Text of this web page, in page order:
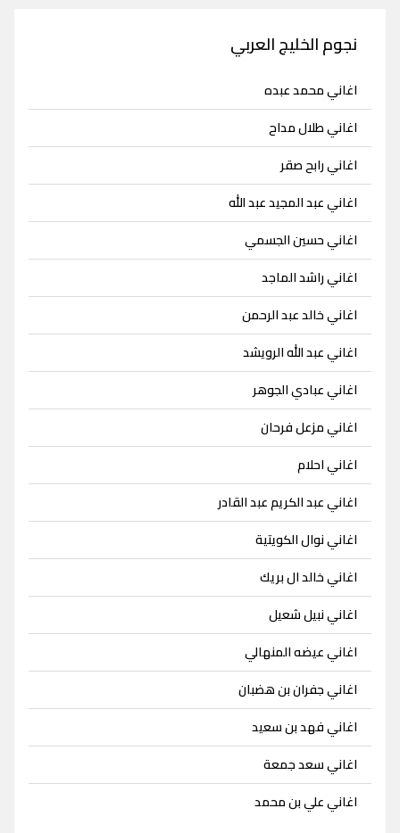
نجوم الخليج العربي
اغاني محمد عبده
اغاني طلال مداح
اغاني رابح صقر
اغاني عبد المجيد عبد الله
اغاني حسين الجسمي
اغاني راشد الماجد
اغاني خالد عبد الرحمن
اغاني عبد الله الرويشد
اغاني عبادي الجوهر
اغاني مزعل فرحان
اغاني احلام
اغاني عبد الكريم عبد القادر
اغاني نوال الكويتية
اغاني خالد ال بريك
اغاني نبيل شعيل
اغاني عيضه المنهالي
اغاني جفران بن هضبان
اغاني فهد بن سعيد
اغاني سعد جمعة
اغاني علي بن محمد